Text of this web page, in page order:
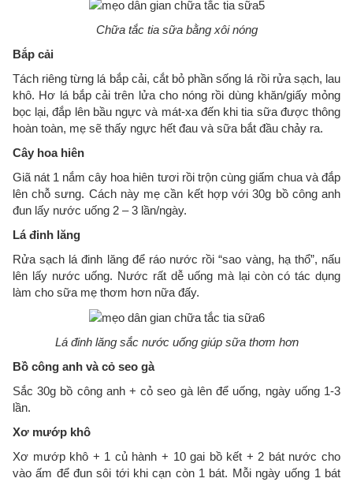
Chữa tắc tia sữa bằng xôi nóng
Bắp cải
Tách riêng từng lá bắp cải, cắt bỏ phần sống lá rồi rửa sạch, lau
khô. Hơ lá bắp cải trên lửa cho nóng rồi dùng khăn/giấy mỏng
bọc lại, đắp lên bầu ngực và mát-xa đến khi tia sữa được thông
hoàn toàn, mẹ sẽ thấy ngực hết đau và sữa bắt đầu chảy ra.
Cây hoa hiên
Giã nát 1 nắm cây hoa hiên tươi rồi trộn cùng giấm chua và đắp
lên chỗ sưng. Cách này mẹ cần kết hợp với 30g bồ công anh
đun lấy nước uống 2 – 3 lần/ngày.
Lá đinh lăng
Rửa sạch lá đinh lăng để ráo nước rồi “sao vàng, hạ thổ”, nấu
lên lấy nước uống. Nước rất dễ uống mà lại còn có tác dụng
làm cho sữa mẹ thơm hơn nữa đấy.
Lá đinh lăng sắc nước uống giúp sữa thơm hơn
Bồ công anh và cỏ seo gà
Sắc 30g bồ công anh + cỏ seo gà lên để uống, ngày uống 1-3
lần.
Xơ mướp khô
Xơ mướp khô + 1 củ hành + 10 gai bồ kết + 2 bát nước cho
vào ấm để đun sôi tới khi cạn còn 1 bát. Mỗi ngày uống 1 bát